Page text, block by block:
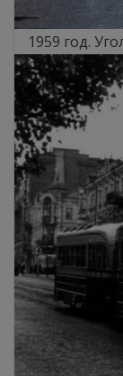
1959 год.